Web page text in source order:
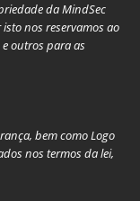
da MindSec
nos reservamos ao
outros para as
bem como Logo
nos termos da lei,